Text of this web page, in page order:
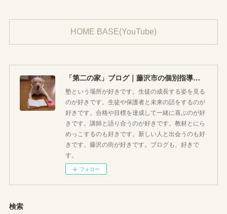
HOME BASE(YouTube)
「第二の家」ブログ｜藤沢市の個別指導塾のお話
塾という場所が好きです。生徒の成長する姿を見る
のが好きです。生徒や保護者と未来の話をするのが
好きです。合格や目標を達成して一緒に喜ぶのが好
きです。講師と語り合うのが好きです。教材とにら
めっこするのも好きです。新しい人と出会うのも好
きです。藤沢の街が好きです。ブログも、好きで
す。
フォロー
検索